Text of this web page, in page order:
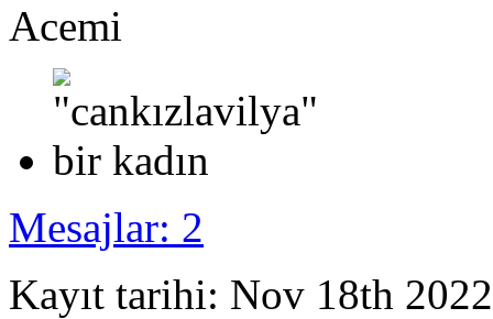
Acemi
Mesajlar: 2
Kayıt tarihi: Nov 18th 2022